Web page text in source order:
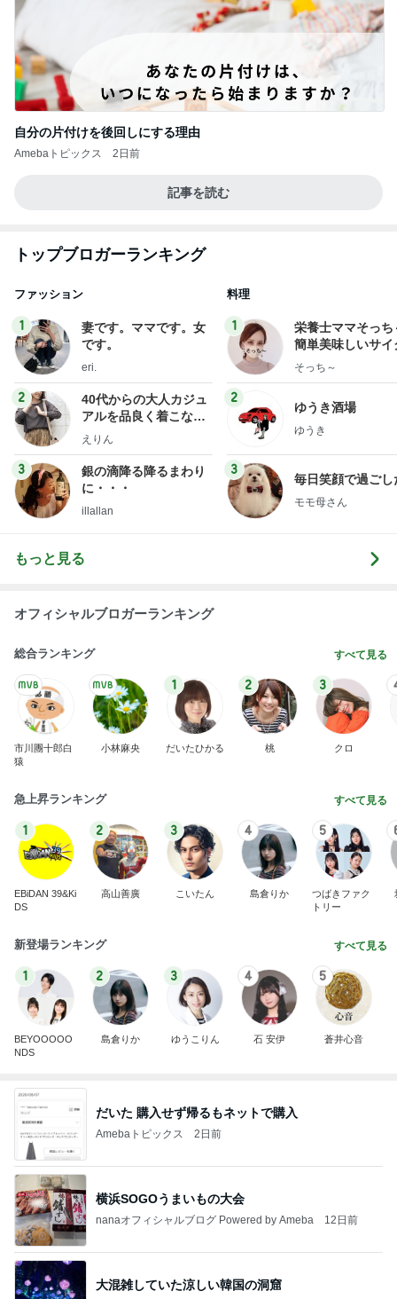
自分の片付けを後回しにする理由
Amebaトピックス 2日前
記事を読む
トップブロガーランキング
ファッション
1
妻です。ママです。女
です。
eri.
2
40代からの大人カジュ
アルを品良く着こなす
ファッションブログ
えりん
3
銀の滴降る降るまわり
に・・・
illallan
料理
1
栄養士ママそっち
簡単美味しいサイ
献立
そっち～
2
ゆうき酒場
ゆうき
3
毎日笑顔で過ごし
モモ母さん
もっと見る
オフィシャルブロガーランキング
総合ランキング すべて見る
市川團十郎白
猿
小林麻央
1
だいたひかる
2
桃
3
クロ
急上昇ランキング すべて見る
1
EBiDAN 39&Ki
DS
2
高山善廣
3
こいたん
4
島倉りか
5
つばきファク
トリー
新登場ランキング すべて見る
1
BEYOOOOO
NDS
2
島倉りか
3
ゆうこりん
4
石 安伊
5
蒼井心音
だいた 購入せず帰るもネットで購入
Amebaトピックス 2日前
横浜SOGOうまいもの大会
nanaオフィシャルブログ Powered by Ameba 12日前
大混雑していた涼しい韓国の洞窟